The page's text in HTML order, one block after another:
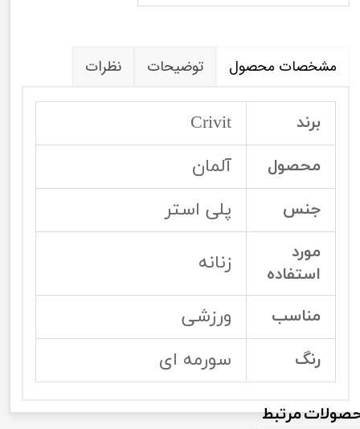
مشخصات محصول توضیحات نظرات
برند Crivit
محصول آلمان
جنس پلی استر
مورد
استفاده
زنانه
مناسب ورزشی
رنگ سورمه ای
مرتبط